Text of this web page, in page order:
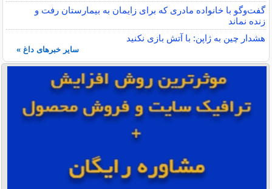
گفت‌وگو با خانواده مادری که برای زایمان به بیمارستان رفت و
زنده نماند
هشدار چین به ژاپن: با آتش بازی نکنید
سایر خبرهای داغ »